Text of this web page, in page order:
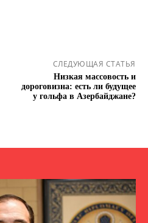
СЛЕДУЮЩАЯ СТАТЬЯ
Низкая массовость и
дороговизна: есть ли будущее
у гольфа в Азербайджане?